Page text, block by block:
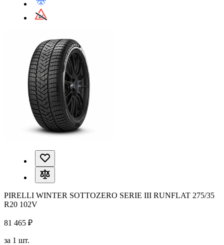
PIRELLI WINTER SOTTOZERO SERIE III RUNFLAT 275/35
R20 102V
81 465 ₽
за 1 шт.